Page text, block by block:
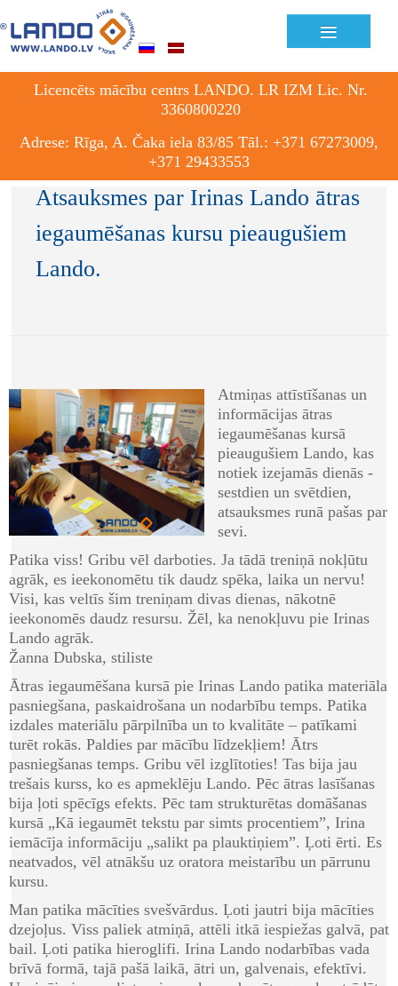
≡
Licencēts mācību centrs LANDO. LR IZM Lic. Nr.
3360800220
Adrese: Rīga, A. Čaka iela 83/85 Tāl.: +371 67273009,
+371 29433553
Atsauksmes par Irinas Lando ātras
iegaumēšanas kursu pieaugušiem
Lando.
Atmiņas attīstīšanas un
informācijas ātras
iegaumēšanas kursā
pieaugušiem Lando, kas
notiek izejamās dienās -
sestdien un svētdien,
atsauksmes runā pašas par
sevi.
Patika viss! Gribu vēl darboties. Ja tādā treniņā nokļūtu
agrāk, es ieekonomētu tik daudz spēka, laika un nervu!
Visi, kas veltīs šim treniņam divas dienas, nākotnē
ieekonomēs daudz resursu. Žēl, ka nenokļuvu pie Irinas
Lando agrāk.
Žanna Dubska, stiliste
Ātras iegaumēšana kursā pie Irinas Lando patika materiāla
pasniegšana, paskaidrošana un nodarbību temps. Patika
izdales materiālu pārpilnība un to kvalitāte – patīkami
turēt rokās. Paldies par mācību līdzekļiem! Ātrs
pasniegšanas temps. Gribu vēl izglītoties! Tas bija jau
trešais kurss, ko es apmeklēju Lando. Pēc ātras lasīšanas
bija ļoti spēcīgs efekts. Pēc tam strukturētas domāšanas
kursā „Kā iegaumēt tekstu par simts procentiem”, Irina
iemācīja informāciju „salikt pa plauktiņiem”. Ļoti ērti. Es
neatvados, vēl atnākšu uz oratora meistarību un pārrunu
kursu.
Man patika mācīties svešvārdus. Ļoti jautri bija mācīties
dzejoļus. Viss paliek atmiņā, attēli itkā iespiežas galvā, pat
bail. Ļoti patika hieroglifi. Irina Lando nodarbības vada
brīvā formā, tajā pašā laikā, ātri un, galvenais, efektīvi.